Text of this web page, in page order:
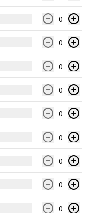
del Chef
tomates, mozzarella, queso
jamón serrano y rúcula
(Mediana)
tomate, mozzarella, crema,
champiñones
y queso roquefort
(Mediana)
tomates, mozzarella, jamón,
0
0
0
0
0
0
0
0
0